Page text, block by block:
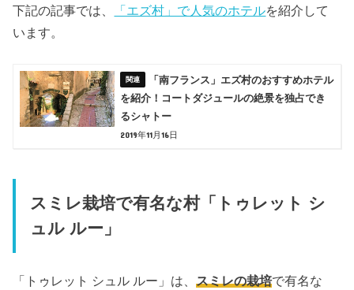
下記の記事では、 「エズ村」で人気のホテルを紹介して
います。
「南フランス」エズ村のおすすめホテル
を紹介！コートダジュールの絶景を独占でき
るシャトー
2019年11月16日
スミレ栽培で有名な村「トゥレット シ
ュル ルー」
「トゥレット シュル ルー」は、スミレの栽培で有名な